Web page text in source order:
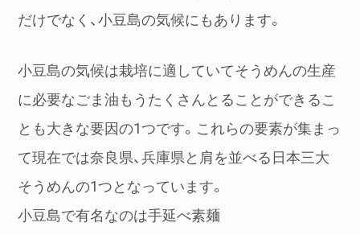
だけでなく、小豆島の気候にもあります。
小豆島の気候は栽培に適していてそうめんの生産
に必要なごま油もうたくさんとることができるこ
とも大きな要因の1つです。これらの要素が集まっ
て現在では奈良県、兵庫県と肩を並べる日本三大
そうめんの1つとなっています。
小豆島で有名なのは手延べ素麺